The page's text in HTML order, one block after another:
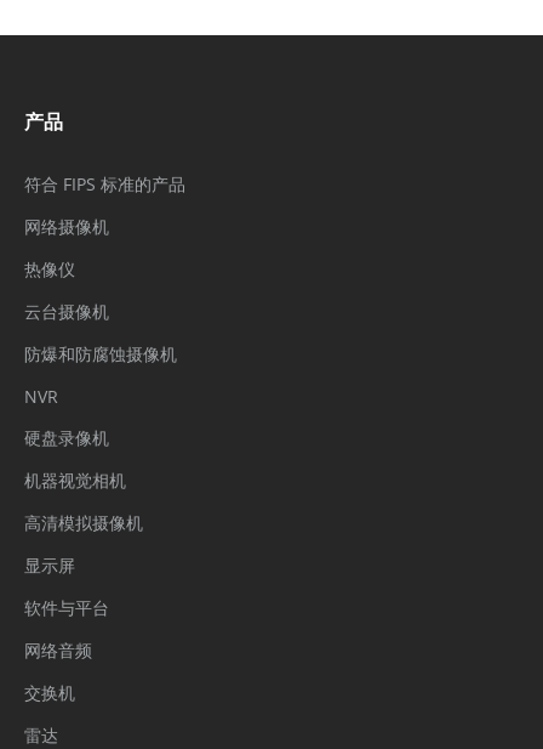
产品
符合 FIPS 标准的产品
网络摄像机
热像仪
云台摄像机
防爆和防腐蚀摄像机
NVR
硬盘录像机
机器视觉相机
高清模拟摄像机
显示屏
软件与平台
网络音频
交换机
雷达